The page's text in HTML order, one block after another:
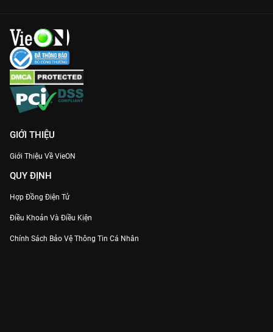
GIỚI THIỆU
Giới Thiệu Về VieON
QUY ĐỊNH
Hợp Đồng Điện Tử
Điều Khoản Và Điều Kiện
Chính Sách Bảo Vệ Thông Tin Cá Nhân